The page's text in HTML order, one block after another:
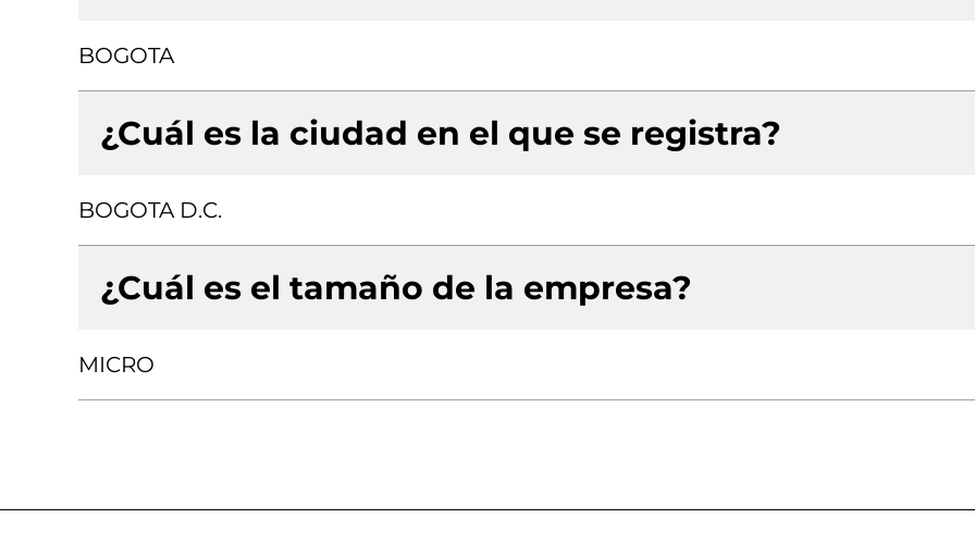
BOGOTA
¿Cuál es la ciudad en el que se registra?
BOGOTA D.C.
¿Cuál es el tamaño de la empresa?
MICRO